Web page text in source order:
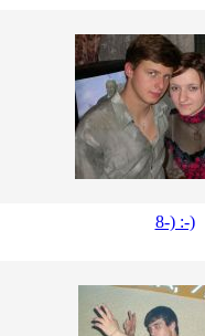
8-) :-)